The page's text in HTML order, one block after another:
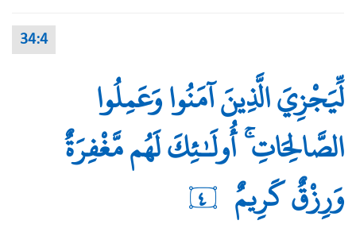
34:4
لِّيَجْزِيَ الَّذِينَ آمَنُوا وَعَمِلُوا
الصَّالِحَاتِ ۚ أُولَـٰئِكَ لَهُم مَّغْفِرَةٌ
وَرِزْقٌ كَرِيمٌ
٤